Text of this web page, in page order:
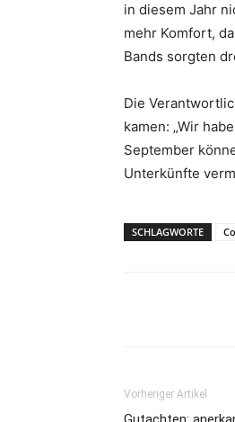
in diesem Jahr
mehr Komfort,
Bands sorgten
Die
kamen: „Wir
September
Unterkünfte
SCHLAGWORTE
Vorheriger Artikel